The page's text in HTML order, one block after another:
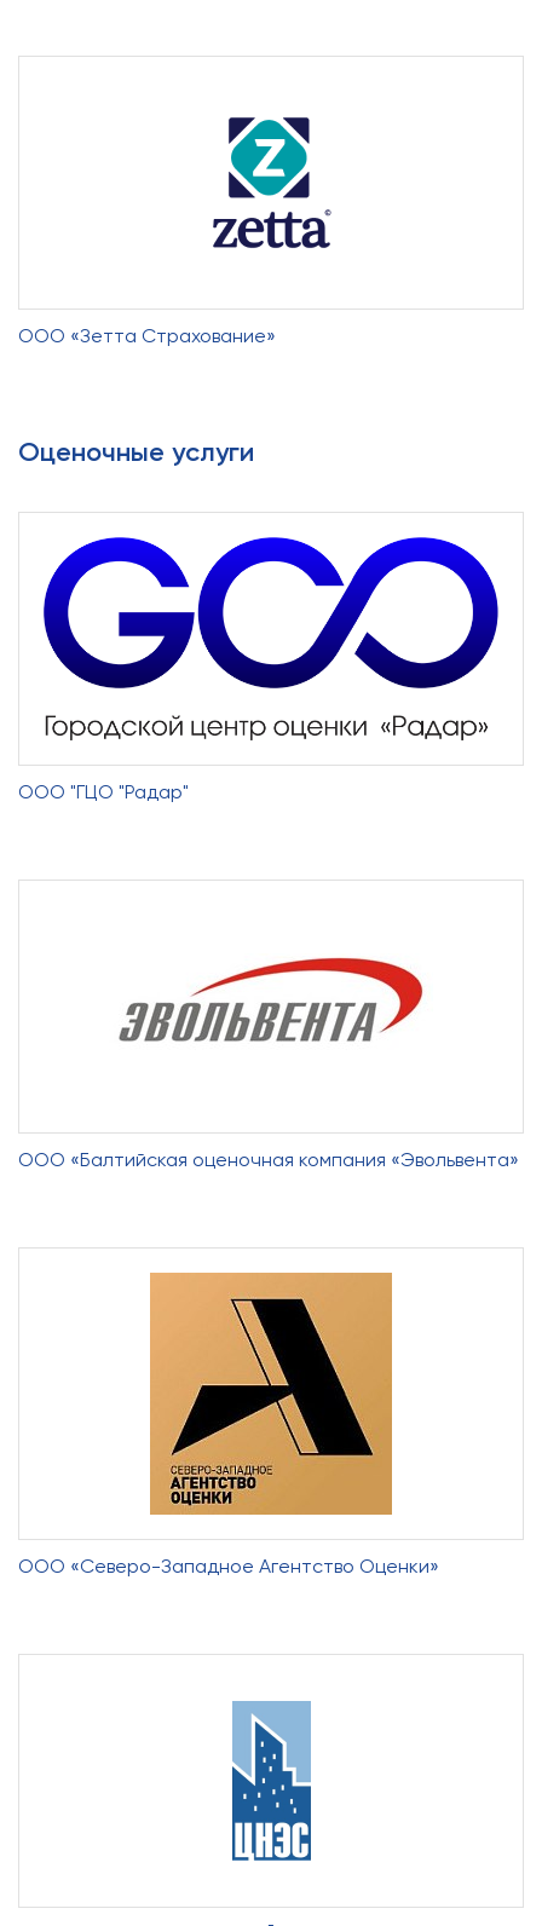
ООО «Зетта Страхование»
Оценочные услуги
ООО "ГЦО "Радар"
ООО «Балтийская оценочная компания «Эвольвента»
ООО «Северо-Западное Агентство Оценки»